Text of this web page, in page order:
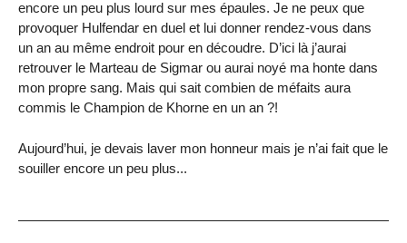
encore un peu plus lourd sur mes épaules. Je ne peux que
provoquer Hulfendar en duel et lui donner rendez-vous dans
un an au même endroit pour en découdre. D’ici là j’aurai
retrouver le Marteau de Sigmar ou aurai noyé ma honte dans
mon propre sang. Mais qui sait combien de méfaits aura
commis le Champion de Khorne en un an ?!
Aujourd’hui, je devais laver mon honneur mais je n’ai fait que le
souiller encore un peu plus...